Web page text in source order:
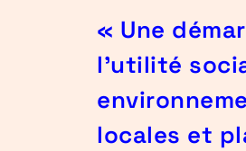
« Une
l'utilité
locales et